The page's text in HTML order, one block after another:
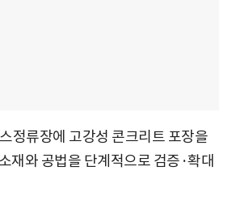
정류장에 고강성 콘크리트 포장을
재와 공법을 단계적으로 검증·확대